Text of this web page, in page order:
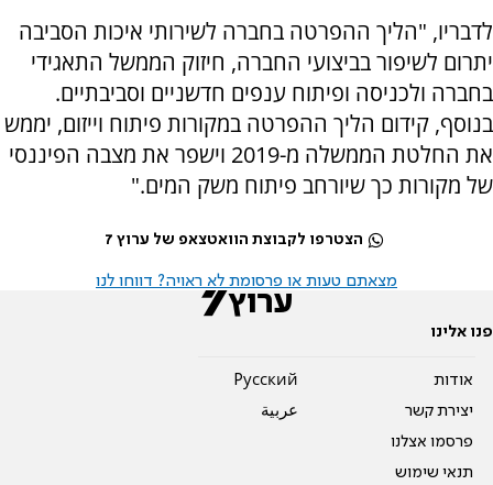
לדבריו, "הליך ההפרטה בחברה לשירותי איכות הסביבה
יתרום לשיפור בביצועי החברה, חיזוק הממשל התאגידי
בחברה ולכניסה ופיתוח ענפים חדשניים וסביבתיים.
בנוסף, קידום הליך ההפרטה במקורות פיתוח וייזום, יממש
את החלטת הממשלה מ-2019 וישפר את מצבה הפיננסי
של מקורות כך שיורחב פיתוח משק המים."
הצטרפו לקבוצת הוואטצאפ של ערוץ 7
מצאתם טעות או פרסומת לא ראויה? דווחו לנו
פנו אלינו
אודות
יצירת קשר
פרסמו אצלנו
תנאי שימוש
Pусский
عربية